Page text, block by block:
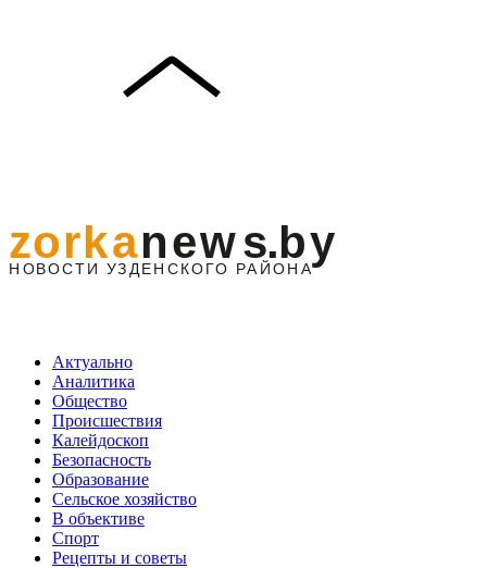
Актуально
Аналитика
Общество
Происшествия
Калейдоскоп
Безопасность
Образование
Сельское хозяйство
В объективе
Спорт
Рецепты и советы